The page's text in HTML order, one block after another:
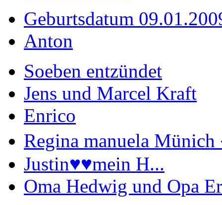
Geburtsdatum
Anton
Soeben entzündet
Jens und Marcel Kraft
Enrico
Regina manuela
Justin♥️♥️mein H...
Oma Hedwig und Opa